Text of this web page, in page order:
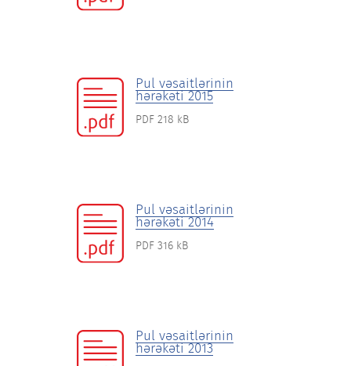
Pul vəsaitlərinin
hərəkəti 2015
PDF 218 kB
Pul vəsaitlərinin
hərəkəti 2014
PDF 316 kB
Pul vəsaitlərinin
hərəkəti 2013